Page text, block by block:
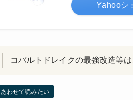
Yahooシ
コバルトドレイクの最強改造等
あわせて読みたい